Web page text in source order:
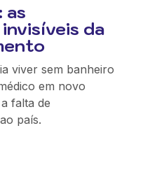
as
da
viver sem banheiro
em novo
falta de
país.